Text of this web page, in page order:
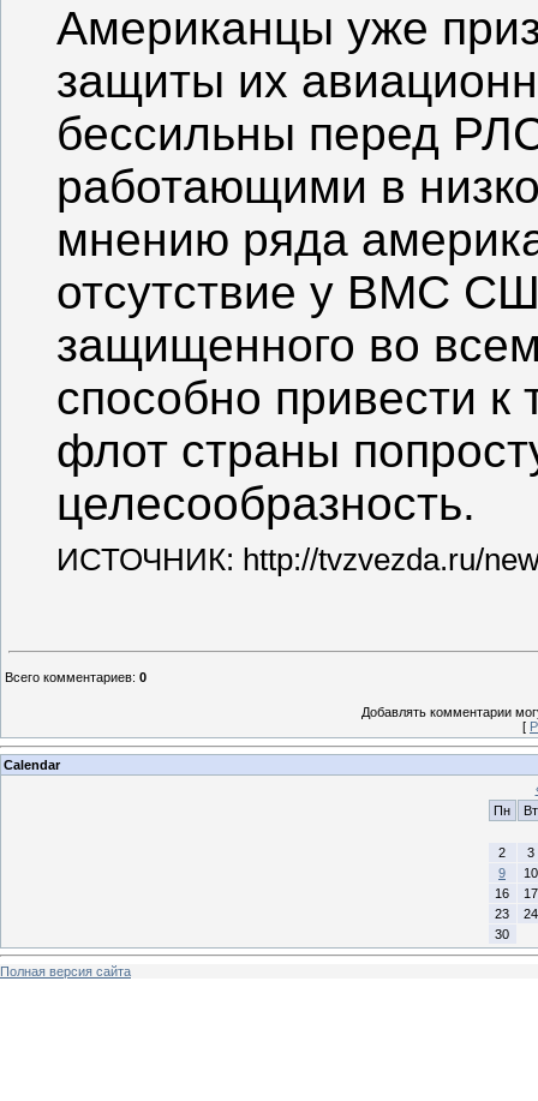
Американцы уже
защиты их
бессильны перед
работающими в
мнению ряда
отсутствие у ВМС
защищенного во
способно привести
флот страны
целесообразность.
ИСТОЧНИК: http://tvzvezda.ru/
Всего комментариев: 0
Добавлять комментарии
[
Calendar
Пн
Вт
2
3
9
10
16
17
23
24
30
Полная версия сайта